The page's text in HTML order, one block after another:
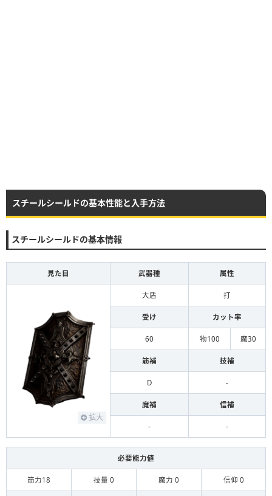
スチールシールドの基本性能と入手方法
スチールシールドの基本情報
見た目 武器種 属性
拡大
大盾 打
受け カット率
60 物100 魔30
筋補 技補
D -
魔補 信補
- -
必要能力値
筋力18 技量 0 魔力 0 信仰 0